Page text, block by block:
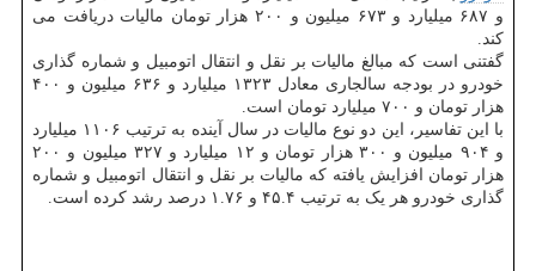
و ۶۸۷ میلیارد و ۶۷۳ میلیون و ۲۰۰ هزار تومان مالیات دریافت می
کند.
گفتنی است که مبالغ مالیات بر نقل و انتقال اتومبیل و شماره گذاری
خودرو در بودجه سالجاری معادل ۱۳۲۳ میلیارد و ۶۳۶ میلیون و ۴۰۰
هزار تومان و ۷۰۰ میلیارد تومان است.
با این تفاسیر، این دو نوع مالیات در سال آینده به ترتیب ۱۱۰۶ میلیارد
و ۹۰۴ میلیون و ۳۰۰ هزار تومان و ۱۲ میلیارد و ۳۲۷ میلیون و ۲۰۰
هزار تومان افزایش یافته که مالیات بر نقل و انتقال اتومبیل و شماره
گذاری خودرو هر یک به ترتیب ۴۵.۴ و ۱.۷۶ درصد رشد کرده است.